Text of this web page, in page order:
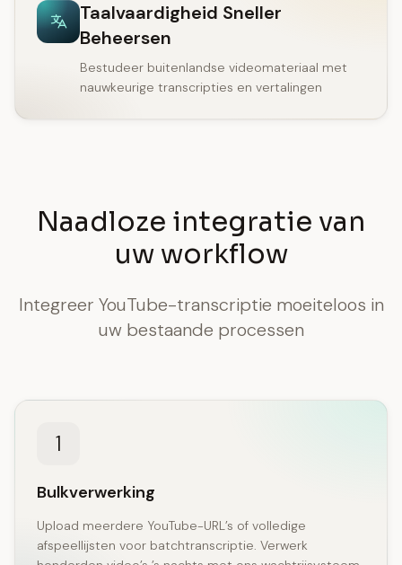
Taalvaardigheid Sneller
Beheersen
Bestudeer buitenlandse videomateriaal met
nauwkeurige transcripties en vertalingen
Naadloze integratie van
uw workflow
Integreer YouTube-transcriptie moeiteloos in
uw bestaande processen
1
Bulkverwerking
Upload meerdere YouTube-URL’s of volledige
afspeellijsten voor batchtranscriptie. Verwerk